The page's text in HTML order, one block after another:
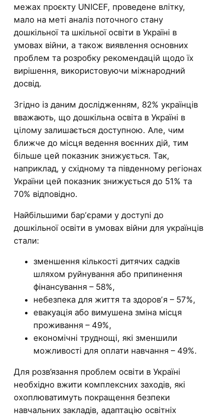
межах проєкту UNICEF, проведене влітку,
мало на меті аналіз поточного стану
дошкільної та шкільної освіти в Україні в
умовах війни, а також виявлення основних
проблем та розробку рекомендацій щодо їх
вирішення, використовуючи міжнародний
досвід.
Згідно із даним дослідженням, 82% українців
вважають, що дошкільна освіта в Україні в
цілому залишається доступною. Але, чим
ближче до місця ведення воєнних дій, тим
більше цей показник знижується. Так,
наприклад, у східному та південному регіонах
України цей показник знижується до 51% та
70% відповідно.
Найбільшими барʼєрами у доступі до
дошкільної освіти в умовах війни для українців
стали:
зменшення кількості дитячих садків
шляхом руйнування або припинення
фінансування – 58%,
небезпека для життя та здоровʼя – 57%,
евакуація або вимушена зміна місця
проживання – 49%,
економічні труднощі, які зменшили
можливості для оплати навчання – 49%.
Для розв’язання проблем освіти в Україні
необхідно вжити комплексних заходів, які
охоплюватимуть покращення безпеки
навчальних закладів, адаптацію освітніх